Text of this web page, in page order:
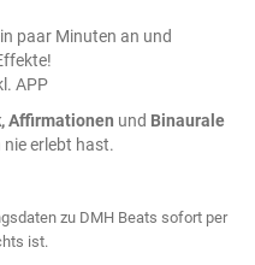
paar Minuten an und
APP
Affirmationen und Binaurale
nie erlebt hast.
zu DMH Beats sofort per
ist.